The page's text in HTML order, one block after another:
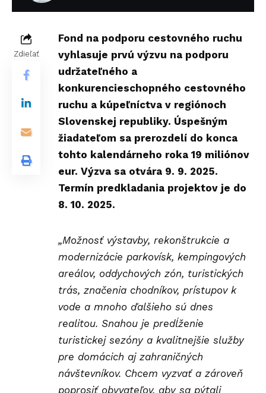
Zdieľať
Fond na podporu cestovného ruchu
vyhlasuje prvú výzvu na podporu
udržateľného a
konkurencieschopného cestovného
ruchu a kúpeľníctva v regiónoch
Slovenskej republiky. Úspešným
žiadateľom sa prerozdelí do konca
tohto kalendárneho roka 19 miliónov
eur. Výzva sa otvára 9. 9. 2025.
Termín predkladania projektov je do
8. 10. 2025.
„Možnosť výstavby, rekonštrukcie a
modernizácie parkovísk, kempingových
areálov, oddychových zón, turistických
trás, značenia chodníkov, prístupov k
vode a mnoho ďalšieho sú dnes
realitou. Snahou je predĺženie
turistickej sezóny a kvalitnejšie služby
pre domácich aj zahraničných
návštevníkov. Chcem vyzvať a zároveň
poprosiť obyvateľov, aby sa pýtali